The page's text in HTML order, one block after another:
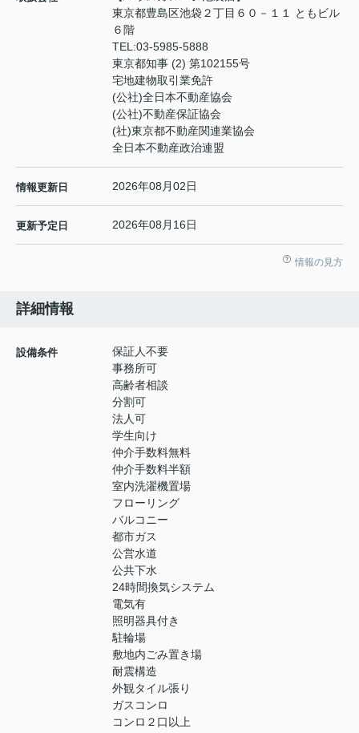
東京都豊島区池袋２丁目６０－１１ ともビル
６階
TEL:03-5985-5888
東京都知事 (2) 第102155号
宅地建物取引業免許
(公社)全日本不動産協会
(公社)不動産保証協会
(社)東京都不動産関連業協会
全日本不動産政治連盟
情報更新日 2026年08月02日
更新予定日 2026年08月16日
情報の見方
詳細情報
設備条件
保証人不要
事務所可
高齢者相談
分割可
法人可
学生向け
仲介手数料無料
仲介手数料半額
室内洗濯機置場
フローリング
バルコニー
都市ガス
公営水道
公共下水
24時間換気システム
電気有
照明器具付き
駐輪場
敷地内ごみ置き場
耐震構造
外観タイル張り
ガスコンロ
コンロ２口以上